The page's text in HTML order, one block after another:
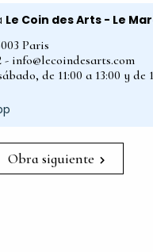
Le Coin des Arts - Le
Paris
- info@lecoindesarts.com
de 11:00 a 13:00 y de
Obra siguiente